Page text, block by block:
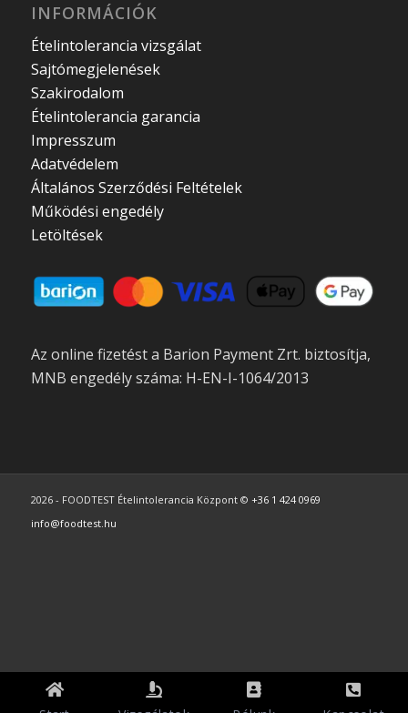
INFORMÁCIÓK
Ételintolerancia vizsgálat
Sajtómegjelenések
Szakirodalom
Ételintolerancia garancia
Impresszum
Adatvédelem
Általános Szerződési Feltételek
Működési engedély
Letöltések
Az online fizetést a Barion Payment Zrt. biztosítja,
MNB engedély száma: H-EN-I-1064/2013
2026 - FOODTEST Ételintolerancia Központ © +36 1 424 0969
info@foodtest.hu